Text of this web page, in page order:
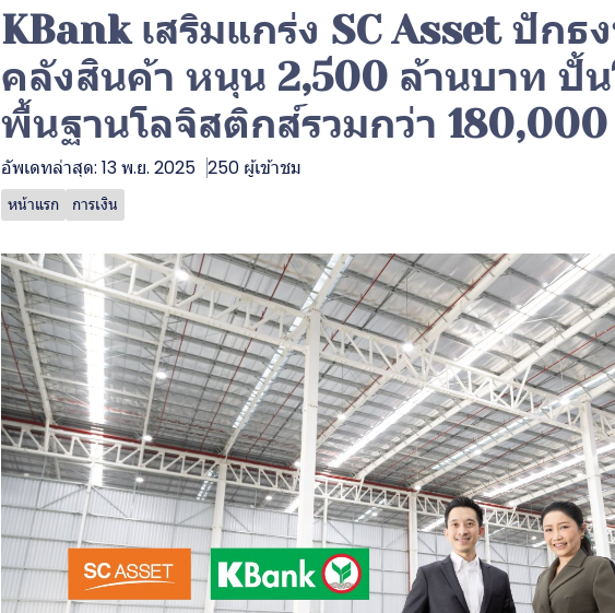
KBank เสริมแกร่ง SC Asset ปัก
คลังสินค้า หนุน 2,500 ล้านบาท ปั้น
พื้นฐานโลจิสติกส์รวมกว่า 180,000
อัพเดทล่าสุด: 13 พ.ย. 2025 250 ผู้เข้าชม
หน้าแรก การเงิน